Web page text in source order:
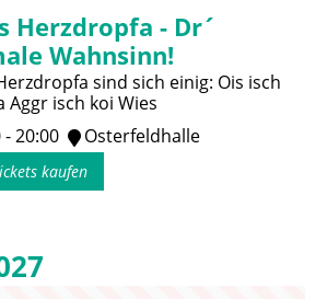
Herzdropfa - Dr´
Wahnsinn!
sind sich einig: Ois isch
Aggr isch koi Wies
- 20:00
Osterfeldhalle
kaufen